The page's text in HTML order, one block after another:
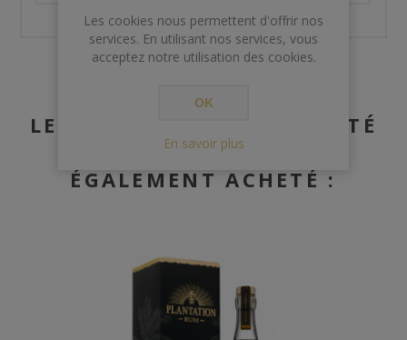
LES CLIENTS AYANT ACHETÉ
CET ARTICLE ONT
ÉGALEMENT ACHETÉ :
Les cookies nous permettent d'offrir nos
services. En utilisant nos services, vous
acceptez notre utilisation des cookies.
OK
En savoir plus